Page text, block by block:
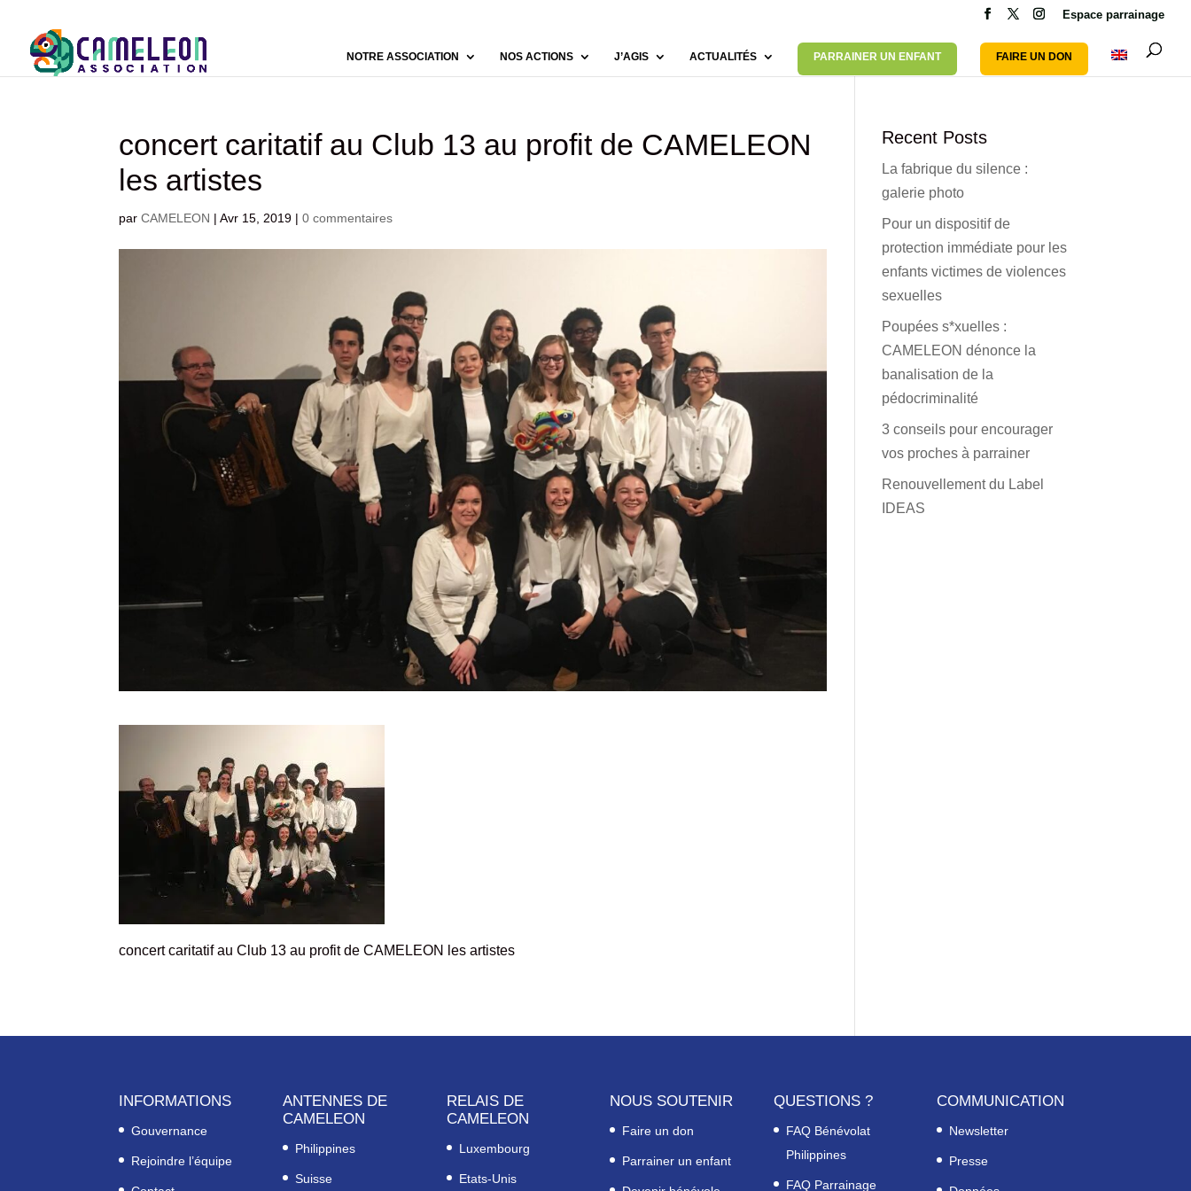
Espace parrainage
NOTRE ASSOCIATION NOS ACTIONS J’AGIS ACTUALITÉS PARRAINER UN ENFANT FAIRE UN DON
concert caritatif au Club 13 au profit de CAMELEON
les artistes
parCAMELEON |Avr 15, 2019 |0 commentaires
concert caritatif au Club 13 au profit de CAMELEON les artistes
Recent Posts
La fabrique du silence :
galerie photo
Pour un dispositif de
protection immédiate pour les
enfants victimes de violences
sexuelles
Poupées s*xuelles :
CAMELEON dénonce la
banalisation de la
pédocriminalité
3 conseils pour encourager
vos proches à parrainer
Renouvellement du Label
IDEAS
INFORMATIONS
Gouvernance
Rejoindre l’équipe
ANTENNES DE
CAMELEON
Philippines
Suisse
RELAIS DE
CAMELEON
Luxembourg
Etats-Unis
NOUS SOUTENIR
Faire un don
Parrainer un enfant
QUESTIONS ?
FAQ Bénévolat
Philippines
FAQ Parrainage
COMMUNICATION
Newsletter
Presse